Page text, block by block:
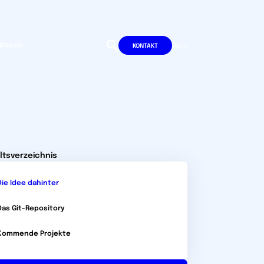
KONTAKT DE
Idee dahinter
Git-Repository
Projekte